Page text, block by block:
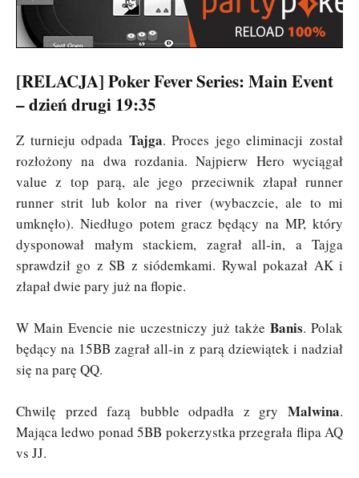
[RELACJA] Poker Fever Series: Main Event
– dzień drugi 19:35
Z turnieju odpada Tajga. Proces jego eliminacji został
rozłożony na dwa rozdania. Najpierw Hero wyciągał
value z top parą, ale jego przeciwnik złapał runner
runner strit lub kolor na river (wybaczcie, ale to mi
umknęło). Niedługo potem gracz będący na MP, który
dysponował małym stackiem, zagrał all-in, a Tajga
sprawdził go z SB z siódemkami. Rywal pokazał AK i
złapał dwie pary już na flopie.
W Main Evencie nie uczestniczy już także Banis. Polak
będący na 15BB zagrał all-in z parą dziewiątek i nadział
się na parę QQ.
Chwilę przed fazą bubble odpadła z gry Malwina.
Mająca ledwo ponad 5BB pokerzystka przegrała flipa AQ
vs JJ.